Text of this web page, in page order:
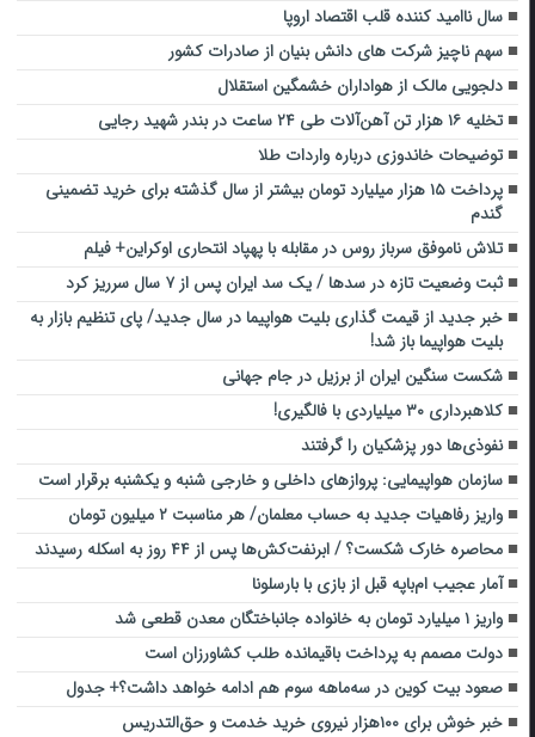
سال ناامید کننده قلب اقتصاد اروپا
سهم ناچیز شرکت های دانش بنیان از صادرات کشور
دلجویی مالک از هواداران خشمگین استقلال
تخلیه ۱۶ هزار تن آهن‌آلات طی ۲۴ ساعت در بندر شهید رجایی
توضیحات خاندوزی درباره واردات طلا
پرداخت ۱۵ هزار میلیارد تومان بیشتر از سال گذشته برای خرید تضمینی
گندم
تلاش ناموفق سرباز روس در مقابله با پهپاد انتحاری اوکراین+ فیلم
ثبت وضعیت تازه در سد‌ها / یک سد ایران پس از ۷ سال سرریز کرد
خبر جدید از قیمت گذاری بلیت هواپیما در سال جدید/ پای تنظیم بازار به
بلیت هواپیما باز شد!
شکست سنگین ایران از برزیل در جام جهانی
کلاهبرداری ۳۰ میلیاردی با فالگیری!
نفوذی‌ها دور پزشکیان را گرفتند
سازمان هواپیمایی: پروازهای داخلی و خارجی شنبه و یکشنبه برقرار است
واریز رفاهیات جدید به حساب معلمان/ هر مناسبت ۲ میلیون تومان
محاصره خارک شکست؟ / ابرنفت‌کش‌ها پس از ۴۴ روز به اسکله رسیدند
آمار عجیب ام‌باپه قبل از بازی با بارسلونا
واریز ۱ میلیارد تومان به خانواده جانباختگان معدن قطعی شد
دولت مصمم به پرداخت باقیمانده طلب کشاورزان است
صعود بیت کوین در سه‌ماهه سوم هم ادامه خواهد داشت؟+ جدول
خبر خوش برای ۱۰۰هزار نیروی خرید خدمت و حق‌التدریس